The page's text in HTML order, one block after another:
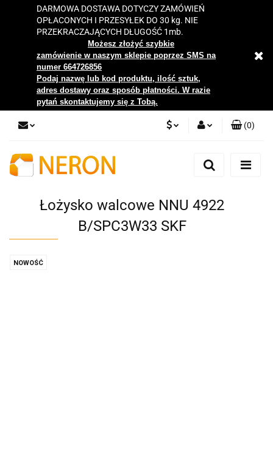
DARMOWA DOSTAWA DOTYCZY ZAMÓWIEŃ
OPŁACONYCH I PRZESYŁEK DO 30 kg. NIE
PRZEKRACZAJĄCYCH DŁUGOŚĆ 1mb.
Możesz złożyć szybkie
zamówienie w naszym sklepie poprzez SMS na
numer 664726856
Podaj nazwę lub kod produktu, ilość sztuk,
adres dostawy oraz sposób płatności. W razie
pytań skontaktujemy się z Tobą.
Zaloguj się
Zgody cookies
(0)
Łożysko walcowe NNU 4922
B/SPC3W33 SKF
NOWOŚĆ